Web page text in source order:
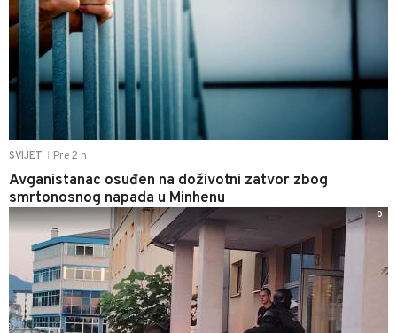
SVIJET Pre 2 h
Avganistanac osuđen na doživotni zatvor zbog
smrtonosnog napada u Minhenu
0